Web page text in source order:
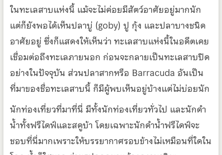
ในทะเลสาบแห่งนี้ แม้จะไม่ค่อยมีสัตว์อาศัยอยู่มากนัก
แต่ก็ยังพอได้เห็นปลาบู่ (goby) ปู กุ้ง และปลาบางชนิด
อาศัยอยู่ ซึ่งก็แสดงให้เห็นว่า ทะเลสาบแห่งนี้ในอดีตเคย
เชื่อมต่อถึงทะเลภายนอก ก่อนจะกลายเป็นทะเลสาบปิด
อย่างในปัจจุบัน ส่วนปลาสากหรือ Barracuda อันเป็น
ที่มาของชื่อทะเลสาบนี้ ก็มีผู้พบเห็นอยู่บ้างแต่ไม่บ่อยนัก
นักท่องเที่ยวที่มาที่นี่ มีทั้งนักท่องเที่ยวทั่วไป และนักดำ
น้ำทั้งฟรีไดฟ์และสคูบ้า โดยเฉพาะนักดำน้ำฟรีไดฟ์จะ
ชอบที่นี่มากเพราะให้บรรยากาศรอบข้างไม่เหมือนที่ใดใน